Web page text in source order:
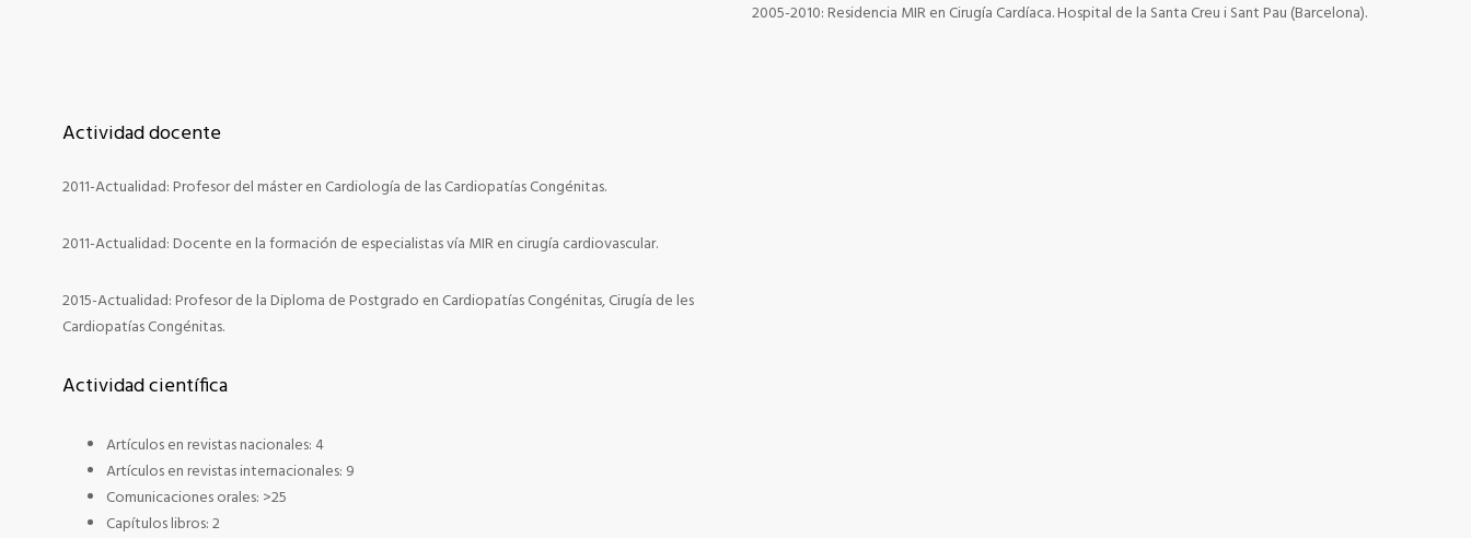
2005-2010: Residencia MIR en Cirugía Cardíaca. Hospital de la Santa Creu i Sant Pau (Barcelona).
Actividad docente
2011-Actualidad: Profesor del máster en Cardiología de las Cardiopatías Congénitas.
2011-Actualidad: Docente en la formación de especialistas vía MIR en cirugía cardiovascular.
2015-Actualidad: Profesor de la Diploma de Postgrado en Cardiopatías Congénitas, Cirugía de les
Cardiopatías Congénitas.
Actividad científica
Artículos en revistas nacionales: 4
Artículos en revistas internacionales: 9
Comunicaciones orales: >25
Capítulos libros: 2